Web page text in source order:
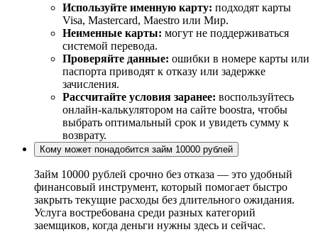
Используйте именную карту: подходят карты
Visa, Mastercard, Maestro или Мир.
Неименные карты: могут не поддерживаться
системой перевода.
Проверяйте данные: ошибки в номере карты или
паспорта приводят к отказу или задержке
зачисления.
Рассчитайте условия заранее: воспользуйтесь
онлайн-калькулятором на сайте boostra, чтобы
выбрать оптимальный срок и увидеть сумму к
возврату.
Кому может понадобится займ 10000 рублей
Займ 10000 рублей срочно без отказа — это удобный
финансовый инструмент, который помогает быстро
закрыть текущие расходы без длительного ожидания.
Услуга востребована среди разных категорий
заемщиков, когда деньги нужны здесь и сейчас.